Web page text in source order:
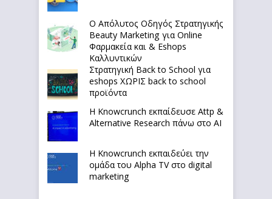
Ο Απόλυτoς Οδηγός Στρατηγικής
Beauty Marketing για Online
Φαρμακεία και & Eshops
Καλλυντικών
Στρατηγική Back to School για
eshops ΧΩΡΙΣ back to school
προϊόντα
Η Knowcrunch εκπαίδευσε Attp &
Alternative Research πάνω στο ΑΙ
Η Knowcrunch εκπαιδεύει την
ομάδα του Alpha TV στο digital
marketing